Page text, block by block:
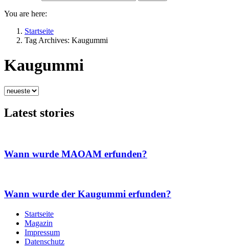
You are here:
Startseite
Tag Archives: Kaugummi
Kaugummi
Latest stories
Wann wurde MAOAM erfunden?
Wann wurde der Kaugummi erfunden?
Startseite
Magazin
Impressum
Datenschutz